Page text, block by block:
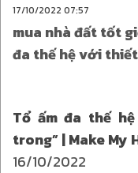
17/10/2022 07:57
mua nhà đất tốt
đa thế hệ với
Tổ ấm đa thế
trong” | Make My
16/10/2022